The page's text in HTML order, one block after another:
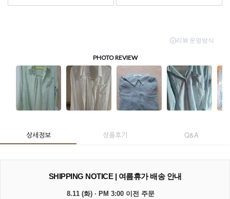
상세정보 상품후기 Q&A
SHIPPING NOTICE | 여름휴가 배송 안내
8.11 (화) · PM 3:00 이전 주문